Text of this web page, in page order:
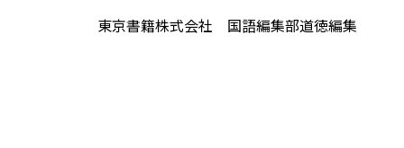
東京書籍株式会社 国語編集部道徳編集